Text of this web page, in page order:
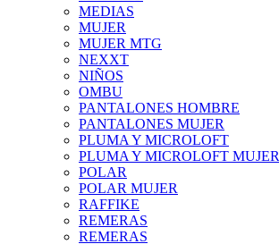
MEDIAS
MUJER
MUJER MTG
NEXXT
NIÑOS
OMBU
PANTALONES HOMBRE
PANTALONES MUJER
PLUMA Y MICROLOFT
PLUMA Y MICROLOFT MUJER
POLAR
POLAR MUJER
RAFFIKE
REMERAS
REMERAS